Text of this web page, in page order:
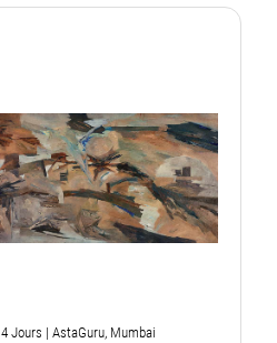
4 Jours | AstaGuru, Mumbai